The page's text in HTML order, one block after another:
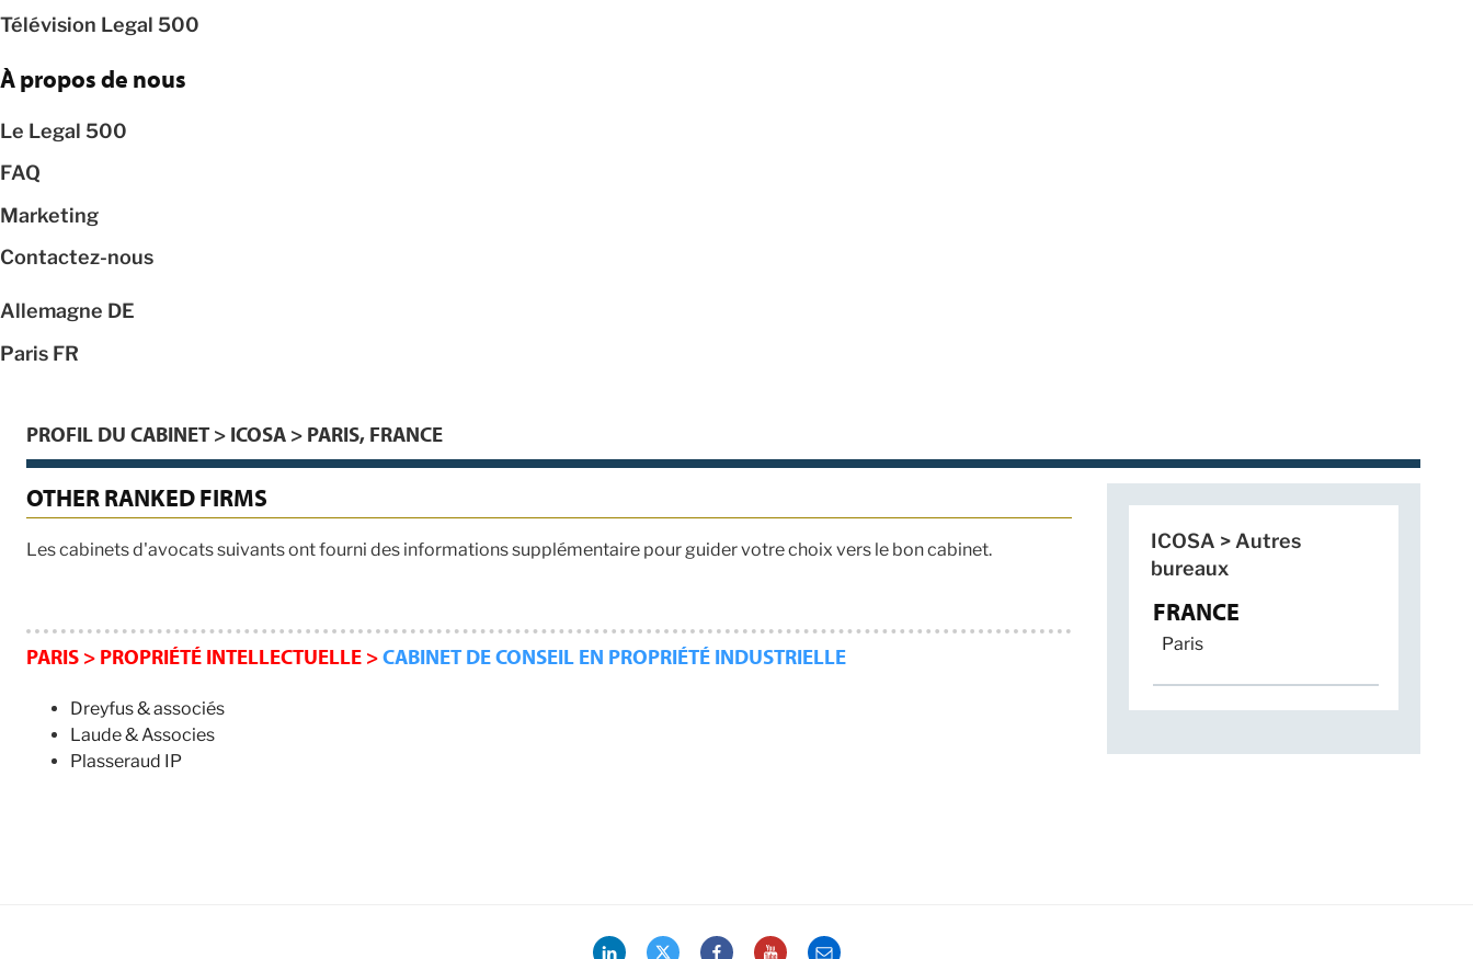
Télévision Legal 500
À propos de nous
Le Legal 500
FAQ
Marketing
Contactez-nous
Allemagne DE
Paris FR
PROFIL DU CABINET > ICOSA > PARIS, FRANCE
OTHER RANKED FIRMS
Les cabinets d'avocats suivants ont fourni des informations supplémentaire pour guider votre choix vers le bon cabinet.
PARIS > PROPRIÉTÉ INTELLECTUELLE >CABINET DE CONSEIL EN PROPRIÉTÉ INDUSTRIELLE
Dreyfus & associés
Laude & Associes
Plasseraud IP
ICOSA > Autres
bureaux
FRANCE
Paris
LinkedInTwitter FacebookYouTubeEmail